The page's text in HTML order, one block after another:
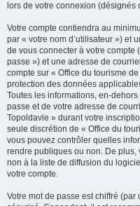
lors de votre connexion
Votre compte contiendra au
par « votre nom d’utilisateur ») et
de vous connecter à votre compte
passe ») et une adresse de
compte sur « Office du tourisme
protection des données
Toutes les informations, en-
passe et de votre adresse de
Topoldavie » durant votre
seule discrétion de « Office du
vous pouvez contrôler quelles
rendre publiques ou non. De
non à la liste de diffusion du
votre compte.
Votre mot de passe est chiffré